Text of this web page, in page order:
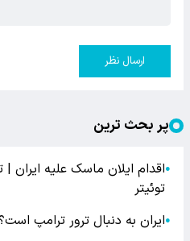
ارسال نظر
پر بحث ترین
●اقدام ایلان ماسک علیه ایران
توئیتر
●ایران به دنبال ترور ترامپ